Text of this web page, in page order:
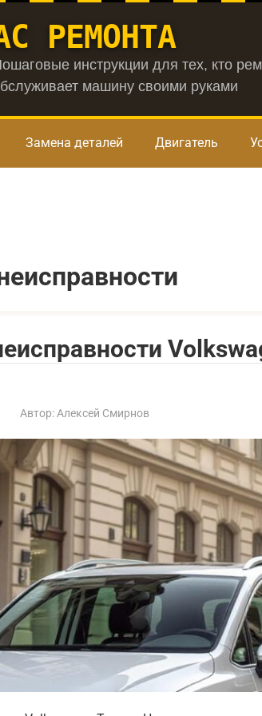
РЕМОНТА
инструкции для тех, кто
машину своими руками
Замена деталей Двигатель
Автор: Алексей Смирнов